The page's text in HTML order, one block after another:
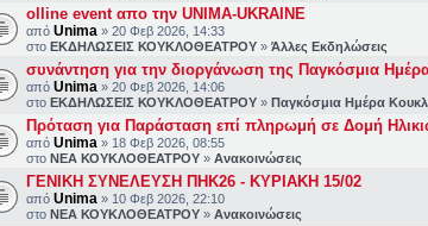
olline event απο την UNIMA-UKRAINE
απόUnima » 20 Φεβ 2026, 14:33
στοΕΚΔΗΛΩΣΕΙΣ ΚΟΥΚΛΟΘΕΑΤΡΟΥ »Άλλες Εκδηλώσεις
συνάντηση για την διοργάνωση της Παγκόσμια
απόUnima » 20 Φεβ 2026, 14:06
στοΕΚΔΗΛΩΣΕΙΣ ΚΟΥΚΛΟΘΕΑΤΡΟΥ »Παγκόσμια Ημέρα
Πρόταση για Παράσταση επί πληρωμή σε Δομή
απόUnima » 18 Φεβ 2026, 08:55
στοΝΕΑ ΚΟΥΚΛΟΘΕΑΤΡΟΥ »Ανακοινώσεις
ΓΕΝΙΚΗ ΣΥΝΕΛΕΥΣΗ ΠΗΚ26 - ΚΥΡΙΑΚΗ 15/02
απόUnima » 10 Φεβ 2026, 22:10
στοΝΕΑ ΚΟΥΚΛΟΘΕΑΤΡΟΥ »Ανακοινώσεις